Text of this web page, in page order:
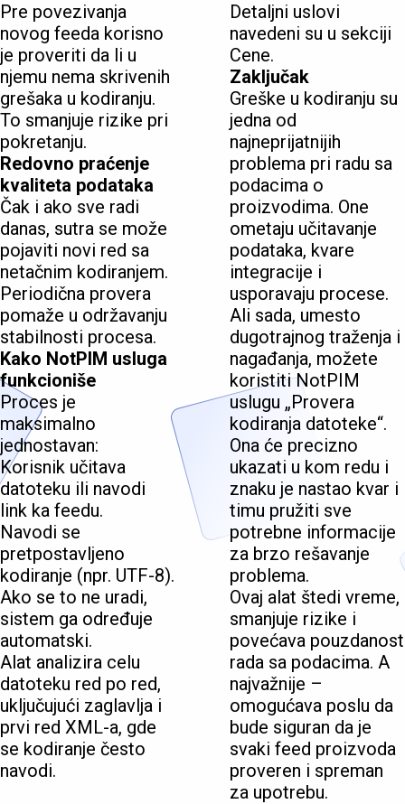
Pre povezivanja
novog feeda korisno
je proveriti da li u
njemu nema skrivenih
grešaka u kodiranju.
To smanjuje rizike pri
pokretanju.
Redovno praćenje
kvaliteta podataka
Čak i ako sve radi
danas, sutra se može
pojaviti novi red sa
netačnim kodiranjem.
Periodična provera
pomaže u održavanju
stabilnosti procesa.
Kako NotPIM usluga
funkcioniše
Proces je
maksimalno
jednostavan:
Korisnik učitava
datoteku ili navodi
link ka feedu.
Navodi se
pretpostavljeno
kodiranje (npr. UTF-8).
Ako se to ne uradi,
sistem ga određuje
automatski.
Alat analizira celu
datoteku red po red,
uključujući zaglavlja i
prvi red XML-a, gde
se kodiranje često
navodi.
Detaljni uslovi
navedeni su u sekciji
Cene.
Zaključak
Greške u kodiranju su
jedna od
najneprijatnijih
problema pri radu sa
podacima o
proizvodima. One
ometaju učitavanje
podataka, kvare
integracije i
usporavaju procese.
Ali sada, umesto
dugotrajnog traženja i
nagađanja, možete
koristiti NotPIM
uslugu „Provera
kodiranja datoteke“.
Ona će precizno
ukazati u kom redu i
znaku je nastao kvar i
timu pružiti sve
potrebne informacije
za brzo rešavanje
problema.
Ovaj alat štedi vreme,
smanjuje rizike i
povećava pouzdanost
rada sa podacima. A
najvažnije –
omogućava poslu da
bude siguran da je
svaki feed proizvoda
proveren i spreman
za upotrebu.